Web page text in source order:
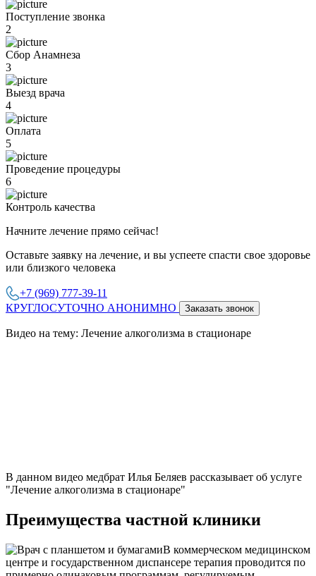
Поступление звонка
2
Сбор Анамнеза
3
Выезд врача
4
Оплата
5
Проведение процедуры
6
Контроль качества
Начните лечение прямо сейчас!
Оставьте заявку на лечение, и вы успеете спасти свое здоровье
или близкого человека
+7 (969) 777-39-11
КРУГЛОСУТОЧНО АНОНИМНО
Заказать звонок
Видео на тему: Лечение алкоголизма в стационаре
В данном видео медбрат Илья Беляев рассказывает об услуге
"Лечение алкоголизма в стационаре"
Преимущества частной клиники
В коммерческом медицинском
центре и государственном диспансере терапия проводится по